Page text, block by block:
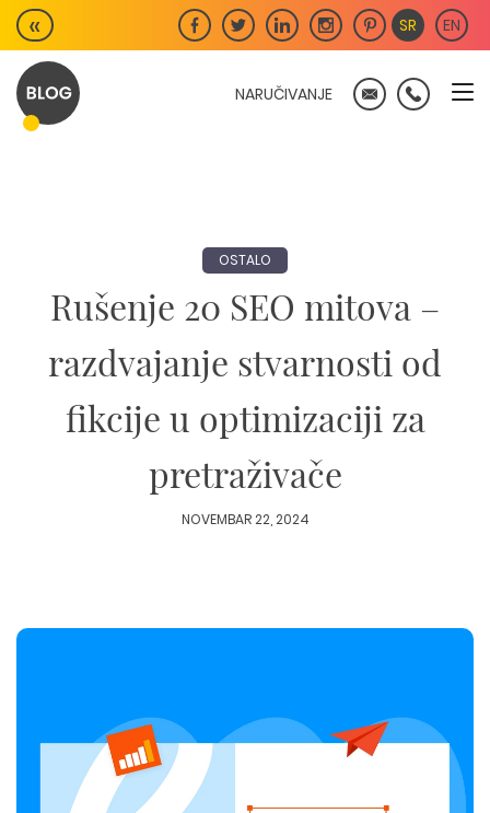
Skip
to
content
« SR EN
NARUČIVANJE
OSTALO
Rušenje 20 SEO mitova –
razdvajanje stvarnosti od
fikcije u optimizaciji za
pretraživače
NOVEMBAR 22, 2024